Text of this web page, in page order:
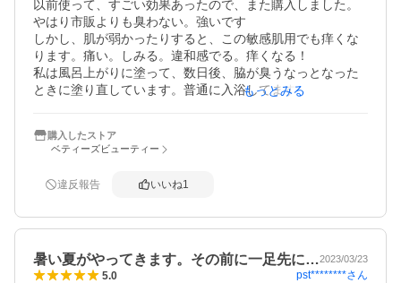
以前使って、すごい効果あったので、また購入しました。
やはり市販よりも臭わない。強いです
しかし、肌が弱かったりすると、この敏感肌用でも痒くな
ります。痛い。しみる。違和感でる。痒くなる！
私は風呂上がりに塗って、数日後、脇が臭うなっとなった
ときに塗り直しています。普通に入浴してます。何日かた
もっとみる
購入したストア
ベティーズビューティー
違反報告 いいね1
暑い夏がやってきます。その前に一足先に…2023/03/23
5.0 pst********さん